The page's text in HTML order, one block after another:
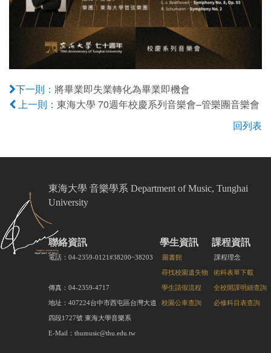
下一則： 將畢業即失業轉化為畢業即機會
上一則： 東海大學 70週年校慶系列音樂會–管樂團音樂會
回列表
東海大學 音樂學系 Department of Music, Tunghai
University
聯絡資訊
電話：04-2359-0121#38200~38203
傳真：04-2359-4717
地址：407224台中市西屯區台灣大道
四段1727號 東海大學音樂系
E-Mail：thumusic@thu.edu.tw
學生資訊
圖書館
尋找校園遺失物
學生請假流程
校園公車查詢
課程資訊
課程理念
術科表單下載
全校開課明細查詢
必修科目表查詢